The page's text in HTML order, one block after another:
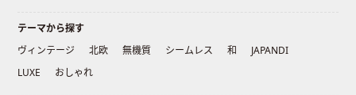
テーマから探す
ヴィンテージ
北欧 無機質 シームレス 和
JAPANDI
LUXE
おしゃれ